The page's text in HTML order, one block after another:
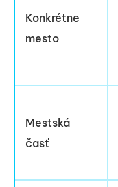
Konkrétne
mesto
Mestská
časť